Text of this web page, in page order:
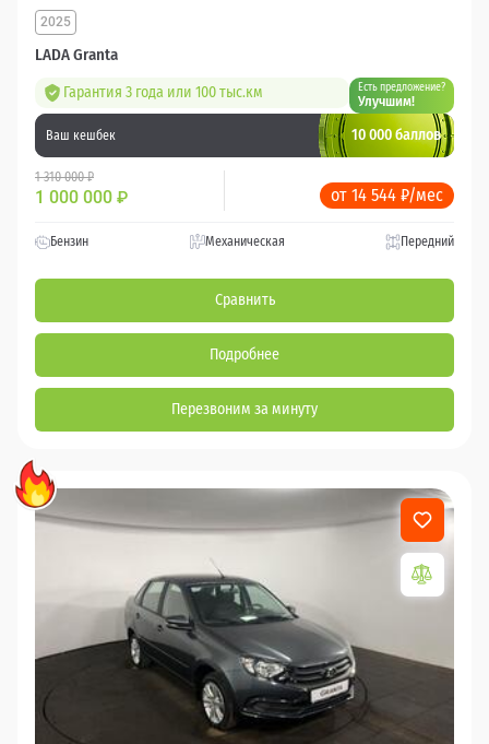
LADA Granta
2025
Гарантия 3 года или 100 тыс.км Есть предложение?
Улучшим!
Ваш кешбек 10 000 баллов
1 310 000 ₽
1 000 000 ₽ от 14 544 ₽/мес
Бензин Механическая Передний
Сравнить
Подробнее
Перезвоним за минуту